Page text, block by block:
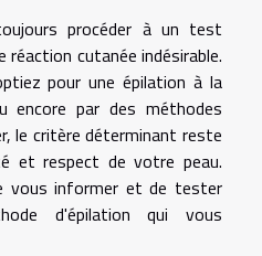
procéder à un test
cutanée indésirable.
pour une épilation à la
encore par des méthodes
le critère déterminant reste
et respect de votre peau.
vous informer et de tester
d'épilation qui vous